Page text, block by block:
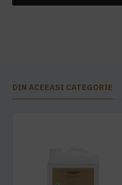
DIN ACEEASI CATEGORIE